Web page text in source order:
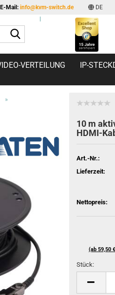
Mail: info@kvm-switch.de DE
VERTEILUNG IP-
»
10 m
HDMI-
Art.-Nr.:
Lieferzeit:
Nettopreis:
(ab 59,50
Stück:
Stück